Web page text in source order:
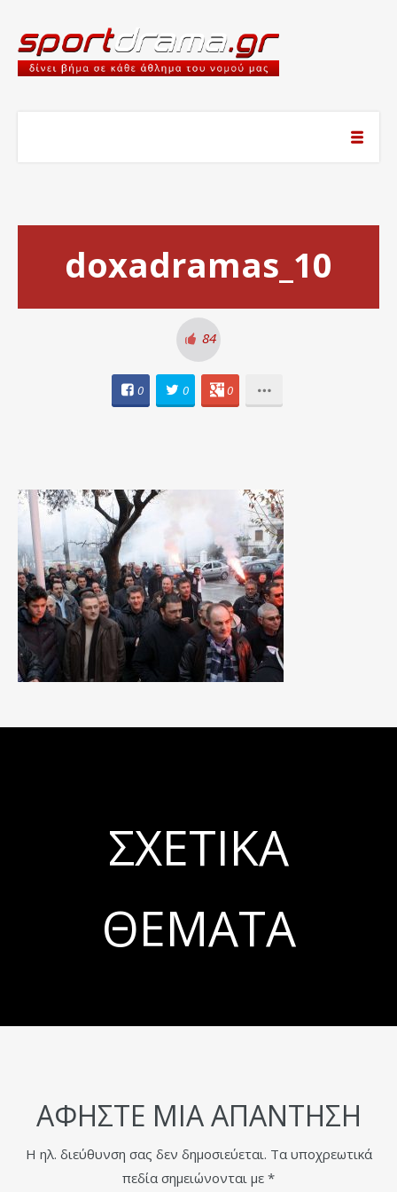
doxadramas_10
84
0 0 0
ΣΧΕΤΙΚΆ
ΘΈΜΑΤΑ
ΑΦΉΣΤΕ ΜΙΑ ΑΠΆΝΤΗΣΗ
Η ηλ. διεύθυνση σας δεν δημοσιεύεται. Τα υποχρεωτικά
πεδία σημειώνονται με *